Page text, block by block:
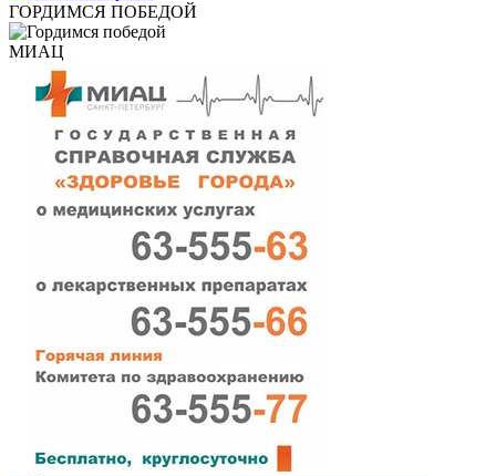
ГОРДИМСЯ ПОБЕДОЙ
МИАЦ